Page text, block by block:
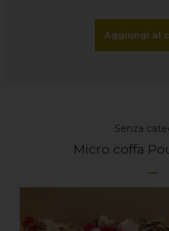
Aggiungi al
Senza
Micro coffa